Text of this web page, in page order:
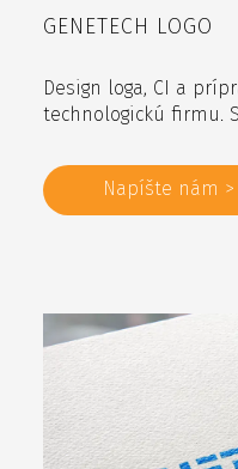
GENETECH LOGO
Design loga, CI a
technologickú firmu.
Napíšte nám >